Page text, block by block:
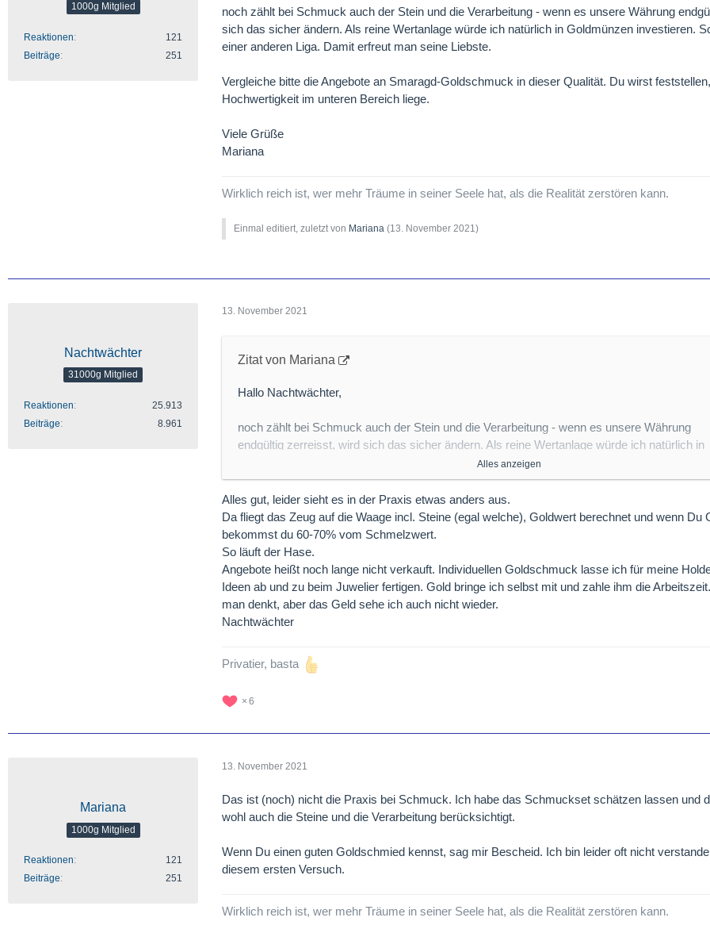
1000g Mitglied
Reaktionen
121
Beiträge
251
noch zählt bei Schmuck auch der Stein und die Verarbeitung - wenn es unsere Währung
sich das sicher ändern. Als reine Wertanlage würde ich natürlich in Goldmünzen investieren.
einer anderen Liga. Damit erfreut man seine Liebste.
Vergleiche bitte die Angebote an Smaragd-Goldschmuck in dieser Qualität. Du wirst
Hochwertigkeit im unteren Bereich liege.
Viele Grüße
Mariana
Wirklich reich ist, wer mehr Träume in seiner Seele hat, als die Realität zerstören kann.
Einmal editiert, zuletzt von Mariana (13. November 2021 )
Nachtwächter
31000g Mitglied
Reaktionen
25.913
Beiträge
8.961
13. November 2021
Zitat von Mariana
Hallo Nachtwächter,
noch zählt bei Schmuck auch der Stein und die Verarbeitung - wenn es unsere Währung
endgültig zerreisst, wird sich das sicher ändern. Als reine Wertanlage würde ich natürlich in
Goldmünzen investieren. Schmuck ist da in einer anderen Liga. Damit erfreut man seine
Liebste.
Vergleiche bitte die Angebote an Smaragd-Goldschmuck in dieser Qualität. Du wirst
dass ich im trotz Hochwertigkeit im unteren Bereich liege.
Viele Grüße
Mariana
Alles anzeigen
Alles gut, leider sieht es in der Praxis etwas anders aus.
Da fliegt das Zeug auf die Waage incl. Steine (egal welche), Goldwert berechnet und wenn Du
bekommst du 60-70% vom Schmelzwert.
So läuft der Hase.
Angebote heißt noch lange nicht verkauft. Individuellen Goldschmuck lasse ich für meine
Ideen ab und zu beim Juwelier fertigen. Gold bringe ich selbst mit und zahle ihm die
man denkt, aber das Geld sehe ich auch nicht wieder.
Nachtwächter
Privatier, basta
6
Mariana
1000g Mitglied
Reaktionen
121
Beiträge
251
13. November 2021
Das ist (noch) nicht die Praxis bei Schmuck. Ich habe das Schmuckset schätzen lassen und
wohl auch die Steine und die Verarbeitung berücksichtigt.
Wenn Du einen guten Goldschmied kennst, sag mir Bescheid. Ich bin leider oft nicht
diesem ersten Versuch.
Wirklich reich ist, wer mehr Träume in seiner Seele hat, als die Realität zerstören kann.